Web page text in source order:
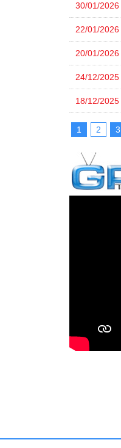
30/01/2026
22/01/2026
20/01/2026
24/12/2025
18/12/2025
1 2 3